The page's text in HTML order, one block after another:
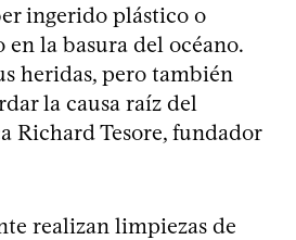
ingerido plástico o
en la basura del océano.
heridas, pero también
la causa raíz del
Richard Tesore, fundador
realizan limpiezas de